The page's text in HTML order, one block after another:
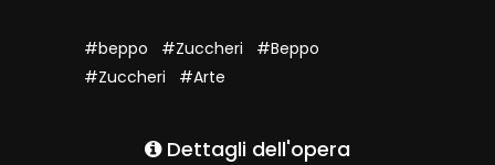
#beppo #Zuccheri
#Beppo
#Zuccheri
#Arte
Dettagli dell'opera